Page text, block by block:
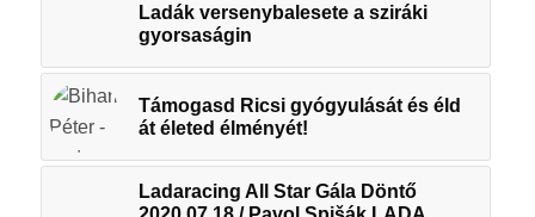
Ladák versenybalesete a sziráki
gyorsaságin
Támogasd Ricsi gyógyulását és éld
át életed élményét!
Ladaracing All Star Gála Döntő